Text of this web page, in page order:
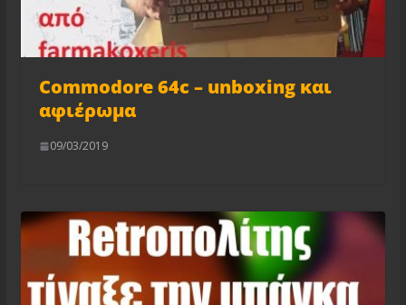
Commodore 64c – unboxing και
αφιέρωμα
09/03/2019